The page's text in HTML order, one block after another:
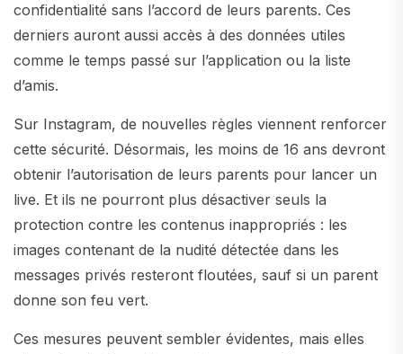
confidentialité sans l’accord de leurs parents. Ces
derniers auront aussi accès à des données utiles
comme le temps passé sur l’application ou la liste
d’amis.
Sur Instagram, de nouvelles règles viennent renforcer
cette sécurité. Désormais, les moins de 16 ans devront
obtenir l’autorisation de leurs parents pour lancer un
live. Et ils ne pourront plus désactiver seuls la
protection contre les contenus inappropriés : les
images contenant de la nudité détectée dans les
messages privés resteront floutées, sauf si un parent
donne son feu vert.
Ces mesures peuvent sembler évidentes, mais elles